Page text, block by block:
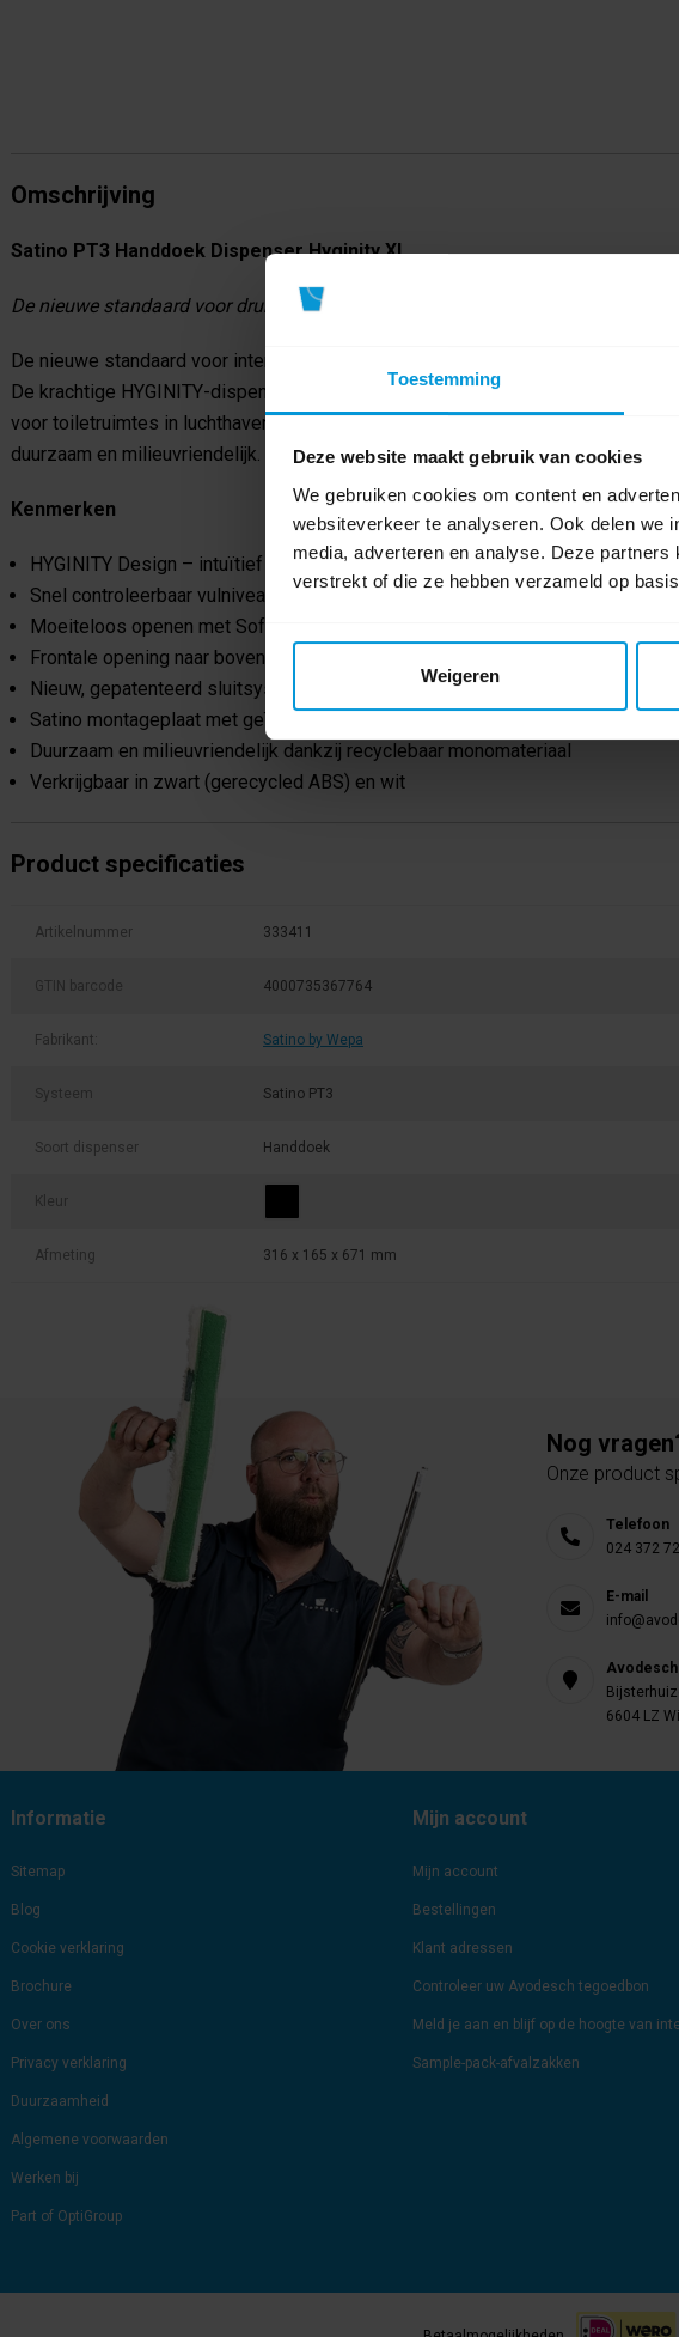
Toestemming
Deze website maakt gebruik van cookies
We gebruiken cookies om content en
websiteverkeer te analyseren. Ook delen we
media, adverteren en analyse. Deze
verstrekt of die ze hebben verzameld op
Weigeren
Omschrijving
Satino PT3 Handdoek Dispenser Hyginity XL
De nieuwe standaard voor drukbezochte gebieden.
De nieuwe standaard voor intensief gebruik en een designstatement in één:
De krachtige HYGINITY-dispenser biedt ruimte aan maximaal zes V- en C-
voor toiletruimtes in luchthavens of stadions. Uitzonderlijk robuust, gemakkelijk
duurzaam en milieuvriendelijk.
Kenmerken
HYGINITY Design – intuïtief in gebruik en bediening
Snel controleerbaar vulniveau dankzij een transparant raam rondom
Moeiteloos openen met Soft Opening, eenvoudig navullen dankzij
Frontale opening naar boven of beneden – ideaal voor hoeken en snelle
Nieuw, gepatenteerd sluitsysteem optioneel als standaard- of permanent slot
Satino montageplaat met geïntegreerde waterpas voor snelle en veilige
Duurzaam en milieuvriendelijk dankzij recyclebaar monomateriaal
Verkrijgbaar in zwart (gerecycled ABS) en wit
Product specificaties
Artikelnummer 333411
GTIN barcode 4000735367764
Fabrikant: Satino by Wepa
Systeem Satino PT3
Soort dispenser Handdoek
Kleur
Afmeting 316 x 165 x 671 mm
Nog
Onze product
Telefoon
024 372
E-mail
Avodesch
6604 LZ
Informatie
Sitemap
Blog
Cookie verklaring
Brochure
Over ons
Privacy verklaring
Duurzaamheid
Algemene voorwaarden
Werken bij
Part of OptiGroup
Mijn account
Mijn account
Bestellingen
Klant adressen
Controleer uw Avodesch tegoedbon
Meld je aan en blijf op de hoogte van
Sample-pack-afvalzakken